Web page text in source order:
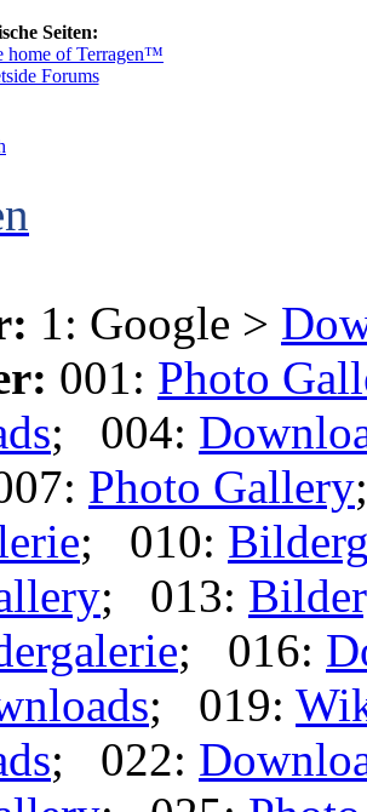
Seiten:
home of Terragen™
Forums
1: Google >
001: Photo
; 004:
Photo Gallery
; 010:
; 013:
; 016:
; 019:
; 022: